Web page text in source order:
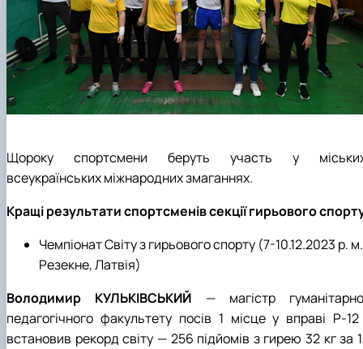
Щороку спортсмени беруть участь у
всеукраїнських міжнародних змаганнях.
Кращі результати спортсменів секції гирьового
Чемпіонат Світу з гирьового спорту (7-10.12.2023 р. м.
Резекне, Латвія)
Володимир КУЛЬКІВСЬКИЙ — магістр
педагогічного факультету посів 1 місце у вправі Р-12
встановив рекорд світу — 256 підйомів з гирею 32 кг за